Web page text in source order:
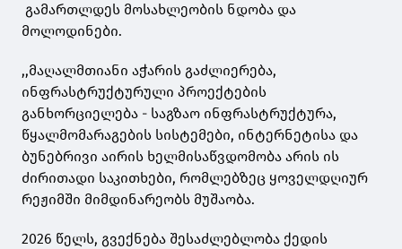
გამართლდეს მოსახლეობის ნდობა და
მოლოდინები.
,,მაღალმთიანი აჭარის გაძლიერება,
ინფრასტრუქტურული პროექტების
განხორციელება - საგზაო ინფრასტრუქტურა,
წყალმომარაგების სისტემები, ინტერნეტისა და
ბუნებრივი აირის ხელმისაწვდომობა არის ის
ძირითადი საკითხები, რომლებზეც ყოველდღიურ
რეჟიმში მიმდინარეობს მუშაობა.
2026 წელს, გვექნება შესაძლებლობა ქედის